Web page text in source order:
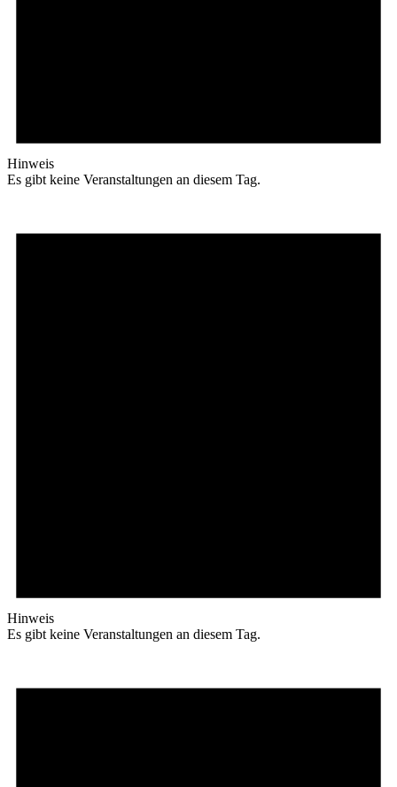
Hinweis
Es gibt keine Veranstaltungen an diesem Tag.
Hinweis
Es gibt keine Veranstaltungen an diesem Tag.